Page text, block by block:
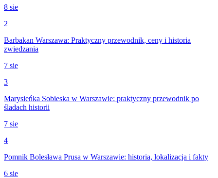
8 sie
2
Barbakan Warszawa: Praktyczny przewodnik, ceny i historia
zwiedzania
7 sie
3
Marysieńka Sobieska w Warszawie: praktyczny przewodnik po
śladach historii
7 sie
4
Pomnik Bolesława Prusa w Warszawie: historia, lokalizacja i fakty
6 sie